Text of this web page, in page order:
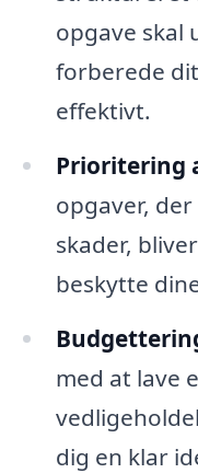
opgave skal
forberede
effektivt.
Prioritering
opgaver,
skader,
beskytte
med at lave
dig en klar